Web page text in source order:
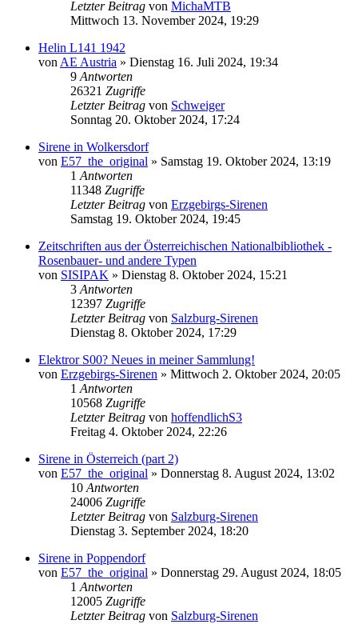
Letzter Beitrag von MichaMTB
Mittwoch 13. November 2024, 19:29
Helin L141 1942
von AE Austria » Dienstag 16. Juli 2024, 19:34
9 Antworten
26321 Zugriffe
Letzter Beitrag von Schweiger
Sonntag 20. Oktober 2024, 17:24
Sirene in Wolkersdorf
von E57_the_original » Samstag 19. Oktober 2024, 13:19
1 Antworten
11348 Zugriffe
Letzter Beitrag von Erzgebirgs-Sirenen
Samstag 19. Oktober 2024, 19:45
Zeitschriften aus der Österreichischen Nationalbibliothek -
Rosenbauer- und andere Typen
von SISIPAK » Dienstag 8. Oktober 2024, 15:21
3 Antworten
12397 Zugriffe
Letzter Beitrag von Salzburg-Sirenen
Dienstag 8. Oktober 2024, 17:29
Elektror S00? Neues in meiner Sammlung!
von Erzgebirgs-Sirenen » Mittwoch 2. Oktober 2024, 20:05
1 Antworten
10568 Zugriffe
Letzter Beitrag von hoffendlichS3
Freitag 4. Oktober 2024, 22:26
Sirene in Österreich (part 2)
von E57_the_original » Donnerstag 8. August 2024, 13:02
10 Antworten
24006 Zugriffe
Letzter Beitrag von Salzburg-Sirenen
Dienstag 3. September 2024, 18:20
Sirene in Poppendorf
von E57_the_original » Donnerstag 29. August 2024, 18:05
1 Antworten
12005 Zugriffe
Letzter Beitrag von Salzburg-Sirenen